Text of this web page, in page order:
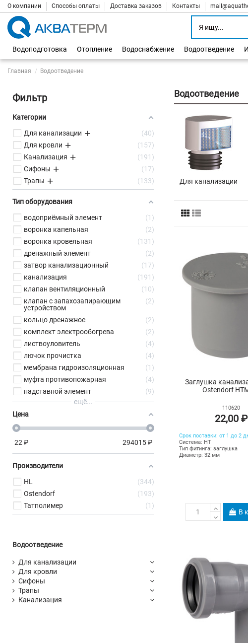
О компании Способы оплаты Доставка заказов Контакты
Водоподготовка
Отопление Водоснабжение Водоотведение
Главная Водоотведение
Водоотведение
Для канализации
Заглушка
Ostendorf
110620
22,00 ₽
Срок поставки: от 1 до 2
Система: HT
Тип фитинга: заглушка
Диаметр: 32 мм
В
Фильтр
Категории
Для канализации
40
Для кровли
157
Канализация
191
Сифоны
17
Трапы
133
Тип оборудования
водоприёмный элемент
1
воронка капельная
2
воронка кровельная
131
дренажный элемент
2
затвор канализационный
17
канализация
191
клапан вентиляционный
10
клапан с запахозапирающим
устройством
2
кольцо дренажное
2
комплект электрообогрева
2
листвоуловитель
4
лючок прочистка
4
мембрана гидроизоляционная
1
муфта противопожарная
4
надставной элемент
9
ещё...
Цена
22 ₽ 294015₽
Производители
HL
344
Ostendorf
193
Татполимер
1
Водоотведение
Для канализации
Для кровли
Сифоны
Трапы
Канализация